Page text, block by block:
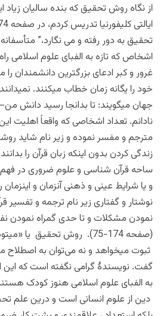
از نگاه روش تحقیق که بنده سالیان
تحقیق به دور رفته و می نگارد،”
اشخاص که تازه به الفبای علوم اسلامی
غرور و کبر ادعای بزرگترین دانشمندان را
خود را یگانه زمان خطاب میکنند.
جهان میگویند: تا بدانجا رسید دانش
نادانم. تعداد اشخاصی که واقعاً اهلیت این
مترجم و مفسر نموده و زیر نام شاید
زندگی کردن بدون اینکه زبان قرآن را
ساحه قرآن شناسی و علوم ضروری در
و یا شرایط عینی و ذهنی آنزمان و
نوشتار و گفتاری زیر نام ترجمه و تفسیر
نمودن مشکلات و تا حدی گمراه نمودن
(صفحه 174-75). روش تحقیق
ثبوت میخواهد و نه می‌توان به
گفت. نویسندۀ گرامی نگفته است که
به الفبای علوم اسلامی هنوز کودک
دین از علوم انسانی است و درین علم